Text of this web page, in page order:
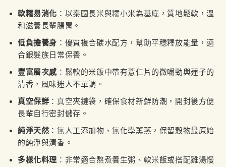
軟糯易消化 ：以泰國長米與糯小米為基底，質地鬆軟，溫
和滋養長輩腸胃。
低負擔養身 ：優質複合碳水配方，幫助平穩釋放能量，適
合銀髮族日常保養。
豐富層次感 ：鬆軟的米飯中帶有薏仁片的微嚼勁與蓮子的
清香，風味迷人不單調。
真空保鮮 ：真空夾鏈袋，確保食材新鮮防潮，開封後方便
長輩自行密封儲存。
純淨天然 ：無人工添加物、無化學薰蒸，保留穀物最原始
的純淨與清香。
多樣化料理 ：非常適合熬煮養生粥、軟米飯或搭配雞湯慢